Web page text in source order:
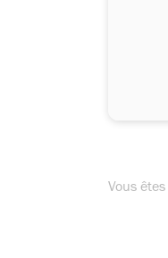
Vous